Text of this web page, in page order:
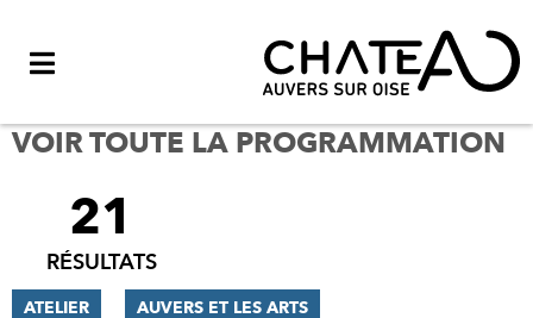
VOIR TOUTE LA PROGRAMMATION
FILTRER
RÉSULTATS
21
RÉSULTATS
ATELIER AUVERS ET LES ARTS